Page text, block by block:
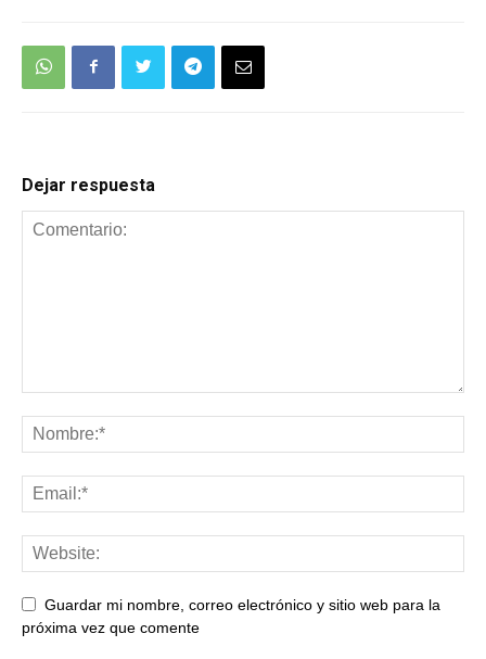
Dejar respuesta
Guardar mi nombre, correo electrónico y sitio web para la
próxima vez que comente